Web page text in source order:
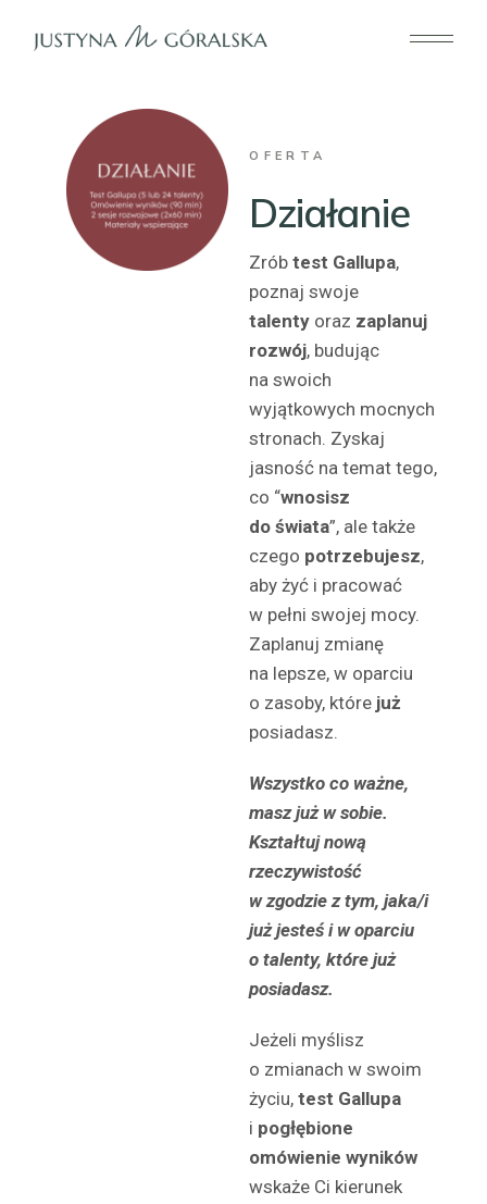
OFERTA
Działanie
Zróbtest Gallupa,
poznaj swoje
talenty oraz zaplanuj
rozwój, budując
na swoich
wyjątkowych mocnych
stronach. Zyskaj
jasność na temat tego,
co “wnosisz
do świata”, ale także
czego potrzebujesz,
aby żyć i pracować
w pełni swojej mocy.
Zaplanuj zmianę
na lepsze, w oparciu
o zasoby, które już
posiadasz.
Wszystko co ważne,
masz już w sobie.
Kształtuj nową
rzeczywistość
w zgodzie z tym, jaka/i
już jesteś i w oparciu
o talenty, które już
posiadasz.
Jeżeli myślisz
o zmianach w swoim
życiu,test Gallupa
i pogłębione
omówienie wyników
wskaże Ci kierunek